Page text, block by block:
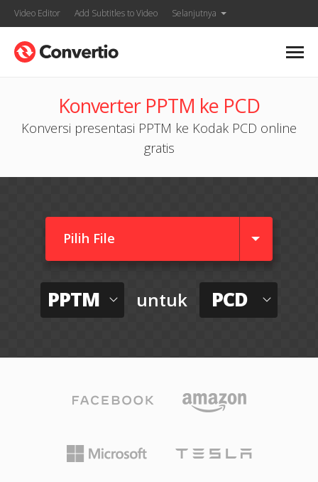
Video Editor Add Subtitles to Video Selanjutnya
Konverter PPTM ke PCD
Konversi presentasi PPTM ke Kodak PCD online
gratis
Pilih File
PPTM untuk PCD